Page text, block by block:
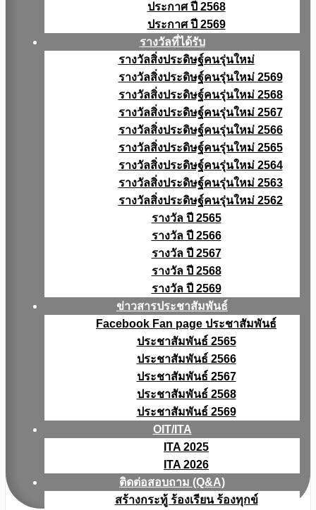
ประกาศ ปี 2568
ประกาศ ปี 2569
รางวัลที่ได้รับ
รางวัลสิ่งประดิษฐ์คนรุ่นใหม่
รางวัลสิ่งประดิษฐ์คนรุ่นใหม่ 2569
รางวัลสิ่งประดิษฐ์คนรุ่นใหม่ 2568
รางวัลสิ่งประดิษฐ์คนรุ่นใหม่ 2567
รางวัลสิ่งประดิษฐ์คนรุ่นใหม่ 2566
รางวัลสิ่งประดิษฐ์คนรุ่นใหม่ 2565
รางวัลสิ่งประดิษฐ์คนรุ่นใหม่ 2564
รางวัลสิ่งประดิษฐ์คนรุ่นใหม่ 2563
รางวัลสิ่งประดิษฐ์คนรุ่นใหม่ 2562
รางวัล ปี 2565
รางวัล ปี 2566
รางวัล ปี 2567
รางวัล ปี 2568
รางวัล ปี 2569
ข่าวสารประชาสัมพันธ์
Facebook Fan page ประชาสัมพันธ์
ประชาสัมพันธ์ 2565
ประชาสัมพันธ์ 2566
ประชาสัมพันธ์ 2567
ประชาสัมพันธ์ 2568
ประชาสัมพันธ์ 2569
OIT/ITA
ITA 2025
ITA 2026
ติดต่อสอบถาม (Q&A)
สร้างกระทู้ ร้องเรียน ร้องทุกข์